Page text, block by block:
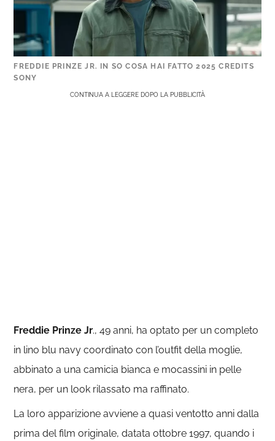
FREDDIE PRINZE JR. IN SO COSA HAI FATTO 2025 CREDITS
SONY
CONTINUA A LEGGERE DOPO LA PUBBLICITÀ
Freddie Prinze Jr., 49 anni, ha optato per un completo
in lino blu navy coordinato con l’outfit della moglie,
abbinato a una camicia bianca e mocassini in pelle
nera, per un look rilassato ma raffinato.
La loro apparizione avviene a quasi ventotto anni dalla
prima del film originale, datata ottobre 1997, quando i